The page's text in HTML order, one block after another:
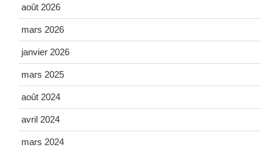
août 2026
mars 2026
janvier 2026
mars 2025
août 2024
avril 2024
mars 2024